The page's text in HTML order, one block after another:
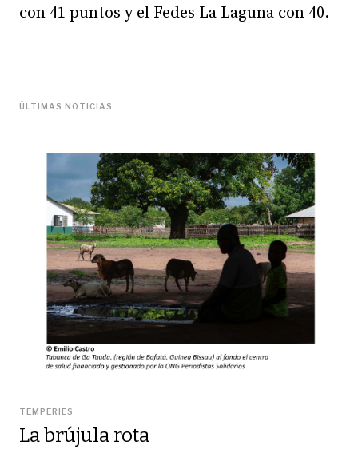
con 41 puntos y el Fedes La Laguna con 40.
ÚLTIMAS NOTICIAS
TEMPERIES
La brújula rota